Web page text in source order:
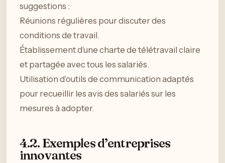
suggestions :
Réunions régulières pour discuter des
conditions de travail.
Établissement d’une charte de télétravail claire
et partagée avec tous les salariés.
Utilisation d’outils de communication adaptés
pour recueillir les avis des salariés sur les
mesures à adopter.
4.2. Exemples d’entreprises
innovantes